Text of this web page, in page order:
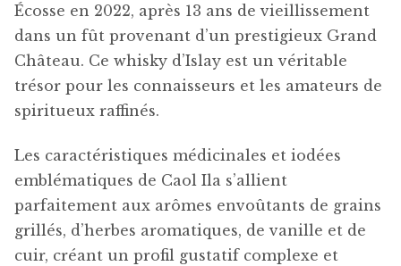
Écosse en 2022, après 13 ans de vieillissement
dans un fût provenant d’un prestigieux Grand
Château. Ce whisky d’Islay est un véritable
trésor pour les connaisseurs et les amateurs de
spiritueux raffinés.
Les caractéristiques médicinales et iodées
emblématiques de Caol Ila s’allient
parfaitement aux arômes envoûtants de grains
grillés, d’herbes aromatiques, de vanille et de
cuir, créant un profil gustatif complexe et